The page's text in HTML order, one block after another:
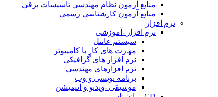
منابع آزمون نظام مهندسی تاسیسات برقی
منابع آزمون کارشناسی رسمی
نرم افزار
نرم افزار -آموزشی
سیستم عامل
مهارت های کار با کامپیوتر
نرم افزار های گرافیکی
نرم افزارهای مهندسی
برنامه نویسی و وب
موسیقی -ویدیو و انیمیشن